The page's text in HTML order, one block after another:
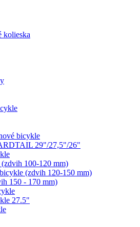
kolieska
bicykle
29"/27,5"/26"
100-120 mm)
(zdvih 120-150 mm)
150 - 170 mm)
27.5"